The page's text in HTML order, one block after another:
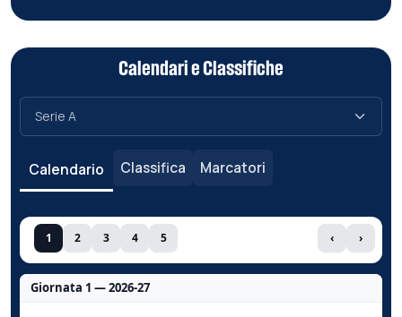
Calendari e Classifiche
Calendario Classifica Marcatori
1 2 3 4 5 ‹ ›
Giornata 1 — 2026-27